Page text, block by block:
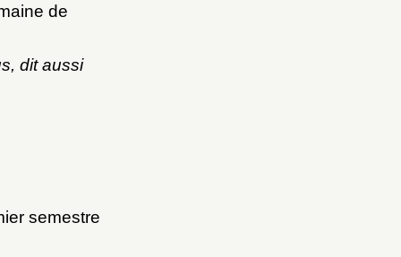
de
dit aussi
semestre